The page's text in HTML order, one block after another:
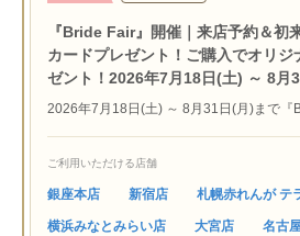
『Bride Fair』開催｜来店予約＆初
カードプレゼント！ご購入でオリジ
ゼント！2026年7月18日(土) ～ 8月
2026年7月18日(土) ～ 8月31日(月)まで『
の方に『JCBギフトカード3,000円分』を
来店いただく方に限ります※他媒体特典
なく変更する場合があります※ブティッ
ご利用いただける店舗
銀座本店 新宿店 札幌赤れんが テ
横浜みなとみらい店 大宮店 名古